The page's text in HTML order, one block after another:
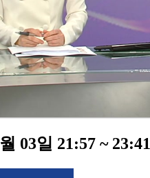
03일 21:57 ~ 23:41